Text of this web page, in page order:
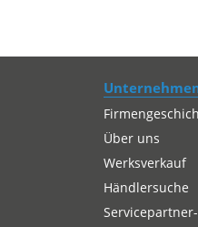
Über uns
Werksverkauf
Händlersuche